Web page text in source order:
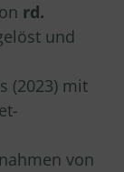
rd.
und
(2023) mit
von